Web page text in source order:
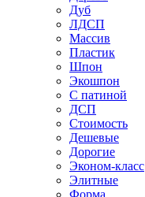
Дуб
ЛДСП
Массив
Пластик
Шпон
Экошпон
С патиной
ДСП
Стоимость
Дешевые
Дорогие
Эконом-класс
Элитные
Форма